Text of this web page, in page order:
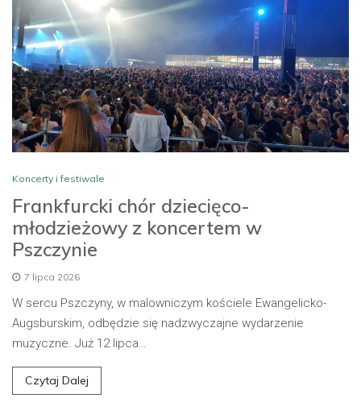
Koncerty i festiwale
Frankfurcki chór dziecięco-
młodzieżowy z koncertem w
Pszczynie
7 lipca 2026
W sercu Pszczyny, w malowniczym kościele Ewangelicko-
Augsburskim, odbędzie się nadzwyczajne wydarzenie
muzyczne. Już 12 lipca…
Czytaj Dalej